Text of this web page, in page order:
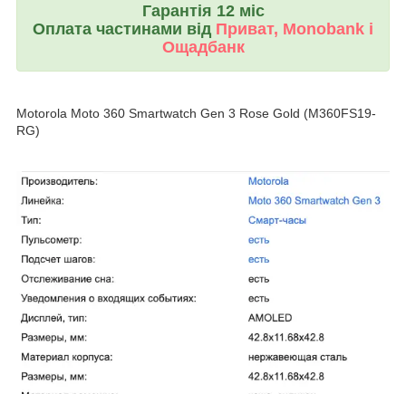
Гарантія 12 міс
Оплата частинами від Приват, Monobank і
Ощадбанк
Motorola Moto 360 Smartwatch Gen 3 Rose Gold (M360FS19-
RG)